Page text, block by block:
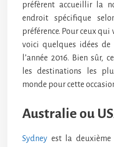
préfèrent accueillir la
endroit spécifique
préférence. Pour ceux qui
voici quelques idées
l’année 2016. Bien sûr,
les destinations les
monde pour cette
Australie ou
Sydney est la